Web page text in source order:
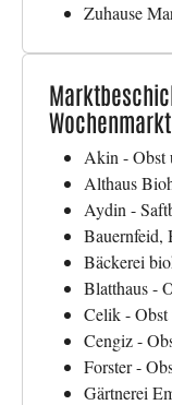
Zuhause
Wochenmarkt
Akin - Obst
Althaus
Aydin -
Bauernfeid,
Bäckerei
Blatthaus -
Celik - Obst
Cengiz -
Forster -
Gärtnerei